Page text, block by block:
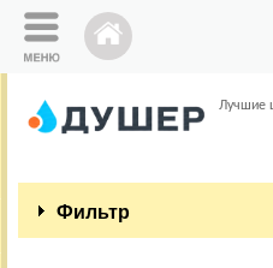
Лучшие
Фильтр